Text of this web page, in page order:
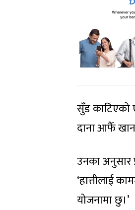
सुँड काटिएको
दाना आफैँ खान
उनका अनुसार
‘हात्तीलाई
योजनामा छु।’